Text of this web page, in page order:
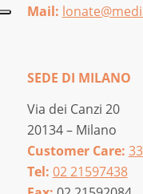
Mail:
SEDE DI MILANO
Via dei Canzi 20
20134 – Milano
Customer Care:
Tel: 02 21597438